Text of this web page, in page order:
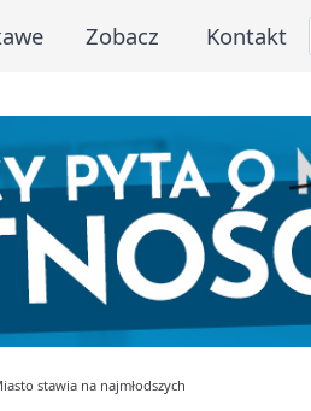
Zobacz Kontakt
stawia na najmłodszych